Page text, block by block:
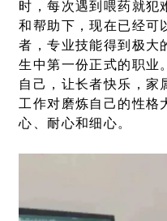
时，每次遇到喂药就犯
和帮助下，现在已经可
者，专业技能得到极大
生中第一份正式的职业
自己，让长者快乐，家
工作对磨炼自己的性格
心、耐心和细心。